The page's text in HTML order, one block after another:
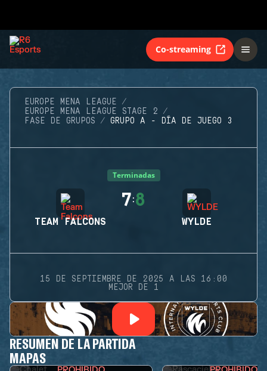
Co-streaming
EUROPE MENA LEAGUE
EUROPE MENA LEAGUE STAGE 2
FASE DE GRUPOS
GRUPO A - DÍA DE JUEGO 3
Terminadas
TEAM FALCONS
7:8
WYLDE
15 DE SEPTIEMBRE DE 2025 A LAS 16:00
MEJOR DE 1
RESUMEN DE LA PARTIDA
MAPAS